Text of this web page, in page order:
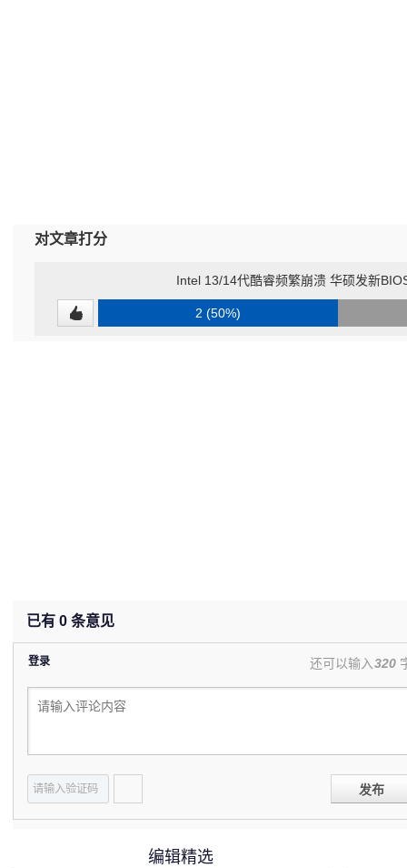
对文章打分
Intel 13/14代酷睿频繁崩溃 华硕发新
2 (50%)
已有 0 条意见
登录 还可以输入320
发布
编辑精选